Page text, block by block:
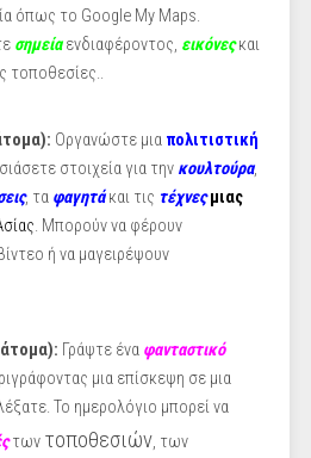
όπως το Google My Maps.
σημείαενδιαφέροντος, εικόνες και
τοποθεσίες..
Οργανώστε μια πολιτιστική
στοιχεία για την κουλτούρα,
, τα φαγητάκαι τις τέχνεςμιας
. Μπορούν να φέρουν
ή να μαγειρέψουν
Γράψτε ένα φανταστικό
μια επίσκεψη σε μια
Το ημερολόγιο μπορεί να
των τοποθεσιών, των